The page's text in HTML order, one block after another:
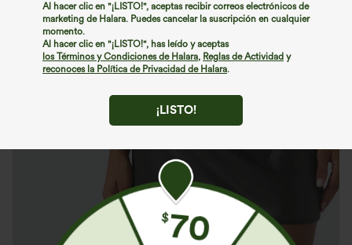
Al hacer clic en "¡LISTO!", aceptas recibir correos electrónicos de
marketing de Halara. Puedes cancelar la suscripción en cualquier
momento.
Al hacer clic en "¡LISTO!", has leído y aceptas
los Términos y Condiciones de Halara, Reglas de Actividad y
reconoces la Política de Privacidad de Halara.
¡LISTO!